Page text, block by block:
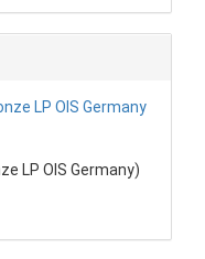
LP OIS Germany)